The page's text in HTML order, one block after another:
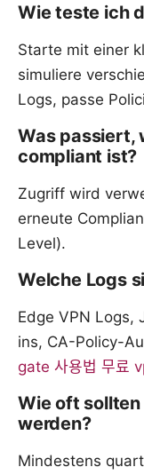
Wie teste ich
Starte mit einer
simuliere
Logs, passe
Was passiert,
compliant ist?
Zugriff wird
erneute
Level).
Welche Logs
Edge VPN Logs,
ins, CA-Policy-
gate 사용법 무료
Wie oft
werden?
Mindestens